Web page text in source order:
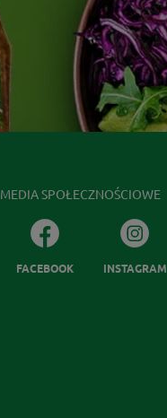
MEDIA SPOŁECZNOŚCIOWE
FACEBOOK INSTAGRAM